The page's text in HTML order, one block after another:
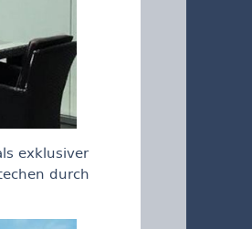
exklusiver
durch